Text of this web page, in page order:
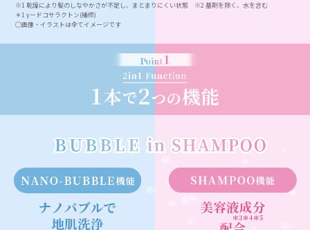
※1 乾燥により髪のしなやかさが不足し、まとまりにくい状態 ※2 基剤を除く、水を含む
＊1 γードコサラクトン(補修)
◯画像・イラストは全てイメージです